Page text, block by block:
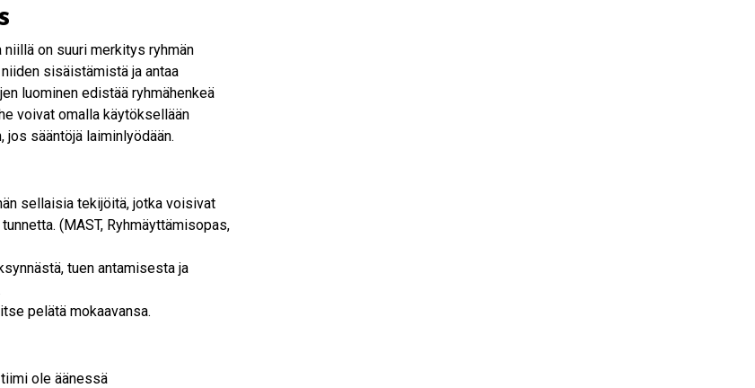
on suuri merkitys ryhmän
sisäistämistä ja antaa
luominen edistää ryhmähenkeä
voivat omalla käytöksellään
jos sääntöjä laiminlyödään.
sellaisia tekijöitä, jotka voisivat
(MAST, Ryhmäyttämisopas,
tuen antamisesta ja
pelätä mokaavansa.
ole äänessä